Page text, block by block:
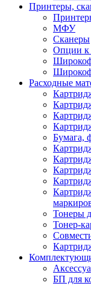
Принтеры,
МФУ
Сканеры
Опции к
Расходные
Бумага,
Тонеры
Тонер-
БП для